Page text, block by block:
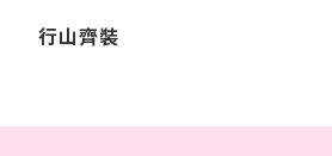
行山齊裝